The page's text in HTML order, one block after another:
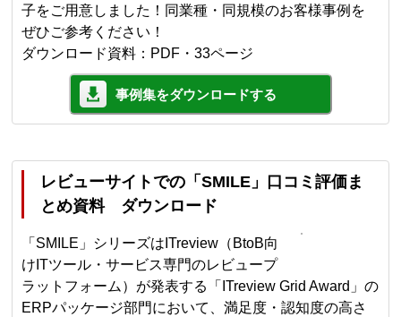
子をご用意しました！同業種・同規模のお客様事例を
ぜひご参考ください！
ダウンロード資料：PDF・33ページ
事例集をダウンロードする
レビューサイトでの「SMILE」口コミ評価ま
とめ資料 ダウンロード
「SMILE」シリーズはITreview（BtoB向
けITツール・サービス専門のレビュープ
ラットフォーム）が発表する「ITreview Grid Award」の
ERPパッケージ部門において、満足度・認知度の高さ